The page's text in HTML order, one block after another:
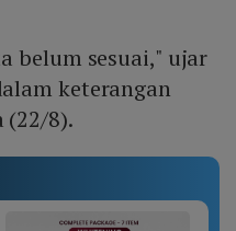
belum sesuai," ujar
keterangan
(22/8).